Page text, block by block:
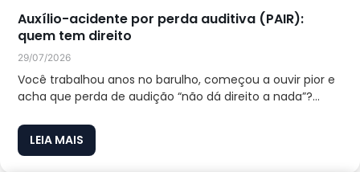
Auxílio-acidente por perda auditiva (PAIR):
quem tem direito
29/07/2026
Você trabalhou anos no barulho, começou a ouvir pior e
acha que perda de audição “não dá direito a nada”?...
LEIA MAIS